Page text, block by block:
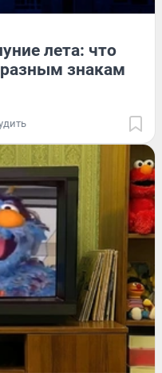
лета: что
разным знакам